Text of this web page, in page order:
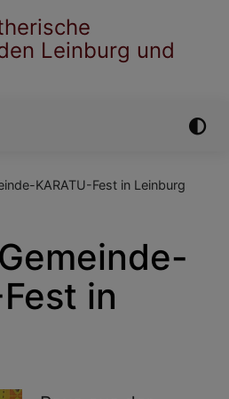
Leinburg und
KARATU-Fest in Leinburg
in